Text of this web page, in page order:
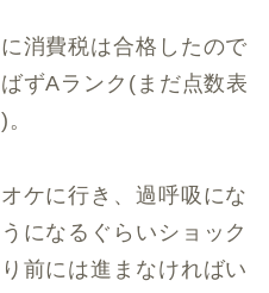
消費税は合格したので
ずAランク(まだ点数表
ケに行き、過呼吸にな
になるぐらいショック
前には進まなければい